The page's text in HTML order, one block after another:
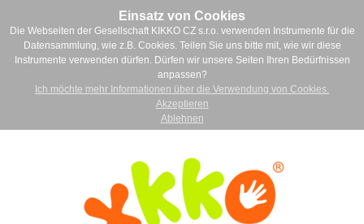
Einsatz von Cookies
Die Webseiten der Gesellschaft KIKKO CZ s.r.o. verwenden Instrumente für die
Datensammlung, wie z.B. Cookies. Teilen Sie uns bitte mit, wie wir diese
Instrumente verwenden dürfen. Dürfen wir unsere Seiten Ihren Bedürfnissen
anpassen?
Ich möchte mehr Informationen über die Verwendung von Cookies.
Akzeptieren
Ablehnen